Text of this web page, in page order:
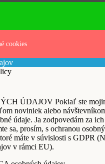
cookies
ÚDAJOV Pokiaľ ste
noviniek alebo
údaje. Ja zodpovedám za
sa, prosím, s ochranou
máte v súvislosti s GDPR
v rámci EU).